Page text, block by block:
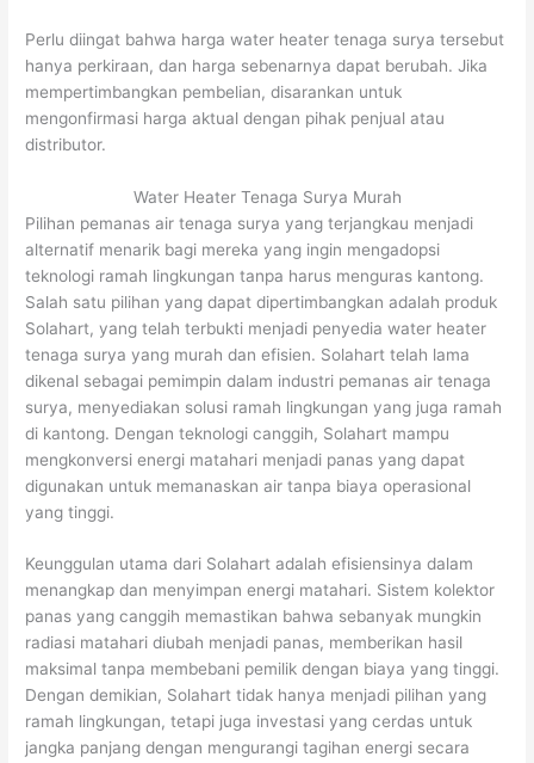
Perlu diingat bahwa harga water heater tenaga surya tersebut
hanya perkiraan, dan harga sebenarnya dapat berubah. Jika
mempertimbangkan pembelian, disarankan untuk
mengonfirmasi harga aktual dengan pihak penjual atau
distributor.
Water Heater Tenaga Surya Murah
Pilihan pemanas air tenaga surya yang terjangkau menjadi
alternatif menarik bagi mereka yang ingin mengadopsi
teknologi ramah lingkungan tanpa harus menguras kantong.
Salah satu pilihan yang dapat dipertimbangkan adalah produk
Solahart, yang telah terbukti menjadi penyedia water heater
tenaga surya yang murah dan efisien. Solahart telah lama
dikenal sebagai pemimpin dalam industri pemanas air tenaga
surya, menyediakan solusi ramah lingkungan yang juga ramah
di kantong. Dengan teknologi canggih, Solahart mampu
mengkonversi energi matahari menjadi panas yang dapat
digunakan untuk memanaskan air tanpa biaya operasional
yang tinggi.
Keunggulan utama dari Solahart adalah efisiensinya dalam
menangkap dan menyimpan energi matahari. Sistem kolektor
panas yang canggih memastikan bahwa sebanyak mungkin
radiasi matahari diubah menjadi panas, memberikan hasil
maksimal tanpa membebani pemilik dengan biaya yang tinggi.
Dengan demikian, Solahart tidak hanya menjadi pilihan yang
ramah lingkungan, tetapi juga investasi yang cerdas untuk
jangka panjang dengan mengurangi tagihan energi secara